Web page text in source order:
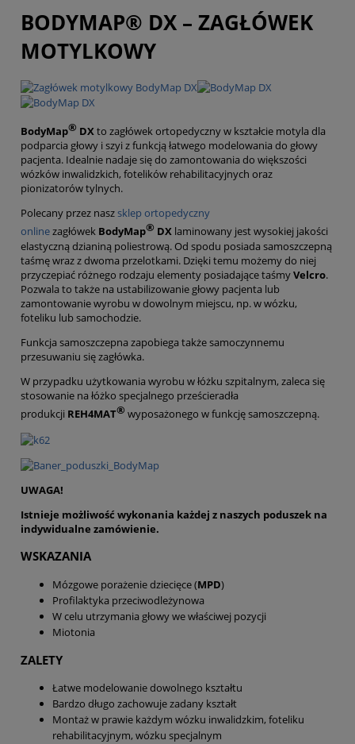
BODYMAP® DX – ZAGŁÓWEK
MOTYLKOWY
BodyMap® DXto zagłówek ortopedyczny w kształcie motyla dla
podparcia głowy i szyi z funkcją łatwego modelowania do głowy
pacjenta. Idealnie nadaje się do zamontowania do większości
wózków inwalidzkich, fotelików rehabilitacyjnych oraz
pionizatorów tylnych.
Polecany przez naszsklep ortopedyczny
onlinezagłówek BodyMap® DX laminowany jest wysokiej jakości
elastyczną dzianiną poliestrową. Od spodu posiada samoszczepną
taśmę wraz z dwoma przelotkami. Dzięki temu możemy do niej
przyczepiać różnego rodzaju elementy posiadające taśmyVelcro.
Pozwala to także na ustabilizowanie głowy pacjenta lub
zamontowanie wyrobu w dowolnym miejscu, np. w wózku,
foteliku lub samochodzie.
Funkcja samoszczepna zapobiega także samoczynnemu
przesuwaniu się zagłówka.
W przypadku użytkowania wyrobu w łóżku szpitalnym, zaleca się
stosowanie na łóżko specjalnego prześcieradła
produkcji REH4MAT® wyposażonego w funkcję samoszczepną.
UWAGA!
Istnieje możliwość wykonania każdej z naszych poduszek na
indywidualne zamówienie.
WSKAZANIA
Mózgowe porażenie dziecięce (MPD)
Profilaktyka przeciwodleżynowa
W celu utrzymania głowy we właściwej pozycji
Miotonia
ZALETY
Łatwe modelowanie dowolnego kształtu
Bardzo długo zachowuje zadany kształt
Montaż w prawie każdym wózku inwalidzkim, foteliku
rehabilitacyjnym, wózku specjalnym